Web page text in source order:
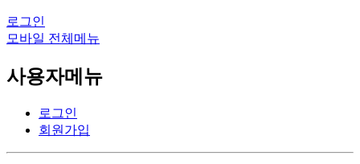
로그인
모바일 전체메뉴
사용자메뉴
로그인
회원가입